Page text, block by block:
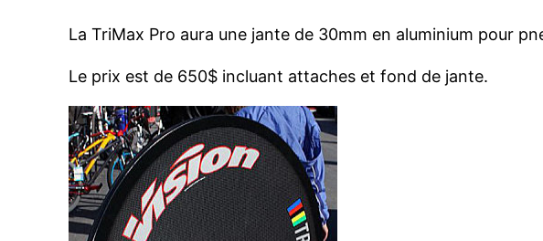
La TriMax Pro aura une jante de 30mm en aluminium pour
Le prix est de 650$ incluant attaches et fond de jante.